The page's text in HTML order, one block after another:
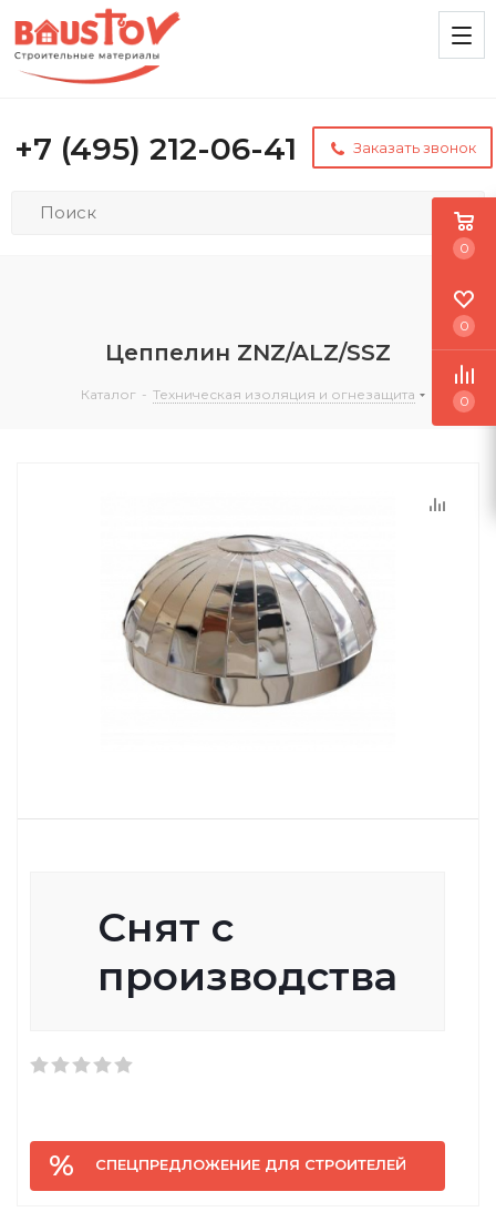
+7 (495) 212-06-41 Заказать звонок
Цеппелин ZNZ/ALZ/SSZ
Каталог - Техническая изоляция и огнезащита
Снят с
производства
СПЕЦПРЕДЛОЖЕНИЕ ДЛЯ СТРОИТЕЛЕЙ
0
0
0